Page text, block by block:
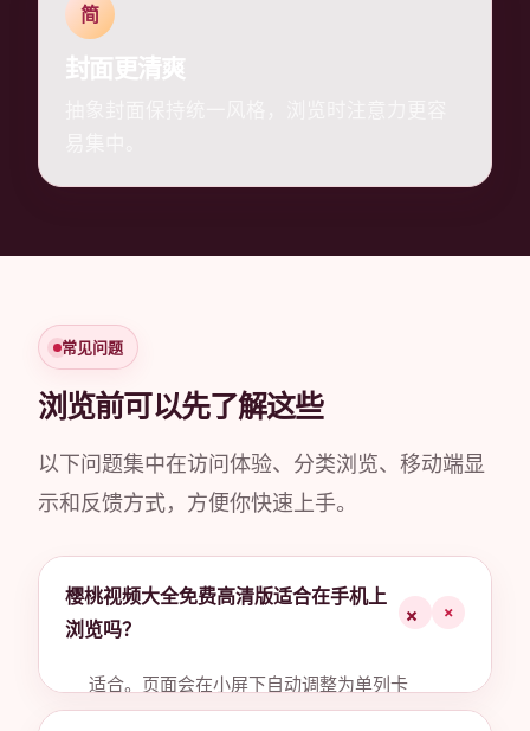
简
常见问题
浏览前可以先了解这些
以下问题集中在访问体验、分类浏览、移动端显
示和反馈方式，方便你快速上手。
樱桃视频大全免费高清版适合在手机上
浏览吗？
+
适合。页面会在小屏下自动调整为单列卡
片，按钮尺寸和文字间距也会随屏幕优化。